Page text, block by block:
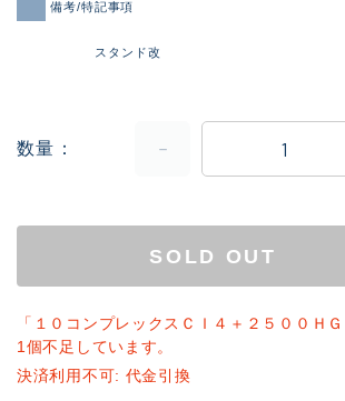
備考/特記事項
スタンド改
数量
SOLD OUT
「１０コンプレックスＣＩ４＋２５００Ｈ
1個不足しています。
決済利用不可: 代金引換